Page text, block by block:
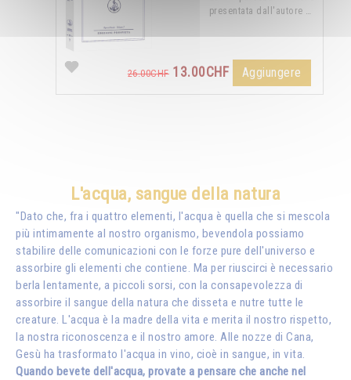
presentata dall'autore …
26.00CHF13.00CHF Aggiungere
L'acqua, sangue della natura
"Dato che, fra i quattro elementi, l'acqua è quella che si mescola
più intimamente al nostro organismo, bevendola possiamo
stabilire delle comunicazioni con le forze pure dell'universo e
assorbire gli elementi che contiene. Ma per riuscirci è necessario
berla lentamente, a piccoli sorsi, con la consapevolezza di
assorbire il sangue della natura che disseta e nutre tutte le
creature. L'acqua è la madre della vita e merita il nostro rispetto,
la nostra riconoscenza e il nostro amore. Alle nozze di Cana,
Gesù ha trasformato l'acqua in vino, cioè in sangue, in vita.
Quando bevete dell'acqua, provate a pensare che anche nel